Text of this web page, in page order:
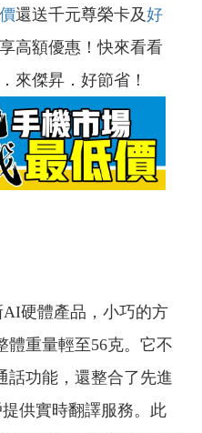
還送千元尊榮卡及好
高額優惠！快來看看
來傑昇．好節省！
硬體產品，小巧的方
體重量輕至56克。它不
話功能，還整合了先進
供實時翻譯服務。此